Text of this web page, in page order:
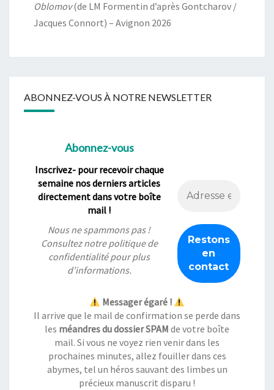
Oblomov(de LM Formentin d’après Gontcharov /
Jacques Connort) – Avignon 2026
ABONNEZ-VOUS À NOTRE NEWSLETTER
Abonnez-vous
Inscrivez- pour recevoir chaque
semaine nos derniers articles
directement dans votre boîte
mail !
Nous ne spammons pas !
Consultez notrepolitique de
confidentialitépour plus
d’informations.
Messager égaré !
Il arrive que le mail de confirmation se perde dans
les méandres du dossier SPAM de votre boîte
mail. Si vous ne voyez rien venir dans les
prochaines minutes, allez fouiller dans ces
abymes, tel un héros sauvant des limbes un
précieux manuscrit disparu !